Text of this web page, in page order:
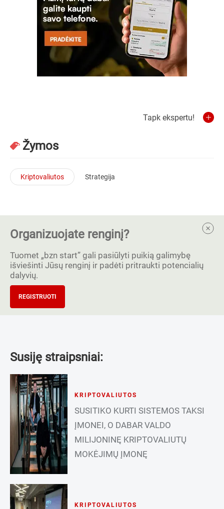
Tapk ekspertu!
Žymos
Kriptovaliutos Strategija
Organizuojate renginį?
Tuomet „bzn start” gali pasiūlyti puikią galimybę
išviešinti Jūsų renginį ir padėti pritraukti potencialių
dalyvių.
REGISTRUOTI
Susiję straipsniai:
KRIPTOVALIUTOS
SUSITIKO KURTI SISTEMOS TAKSI
ĮMONEI, O DABAR VALDO
MILIJONINĘ KRIPTOVALIUTŲ
MOKĖJIMŲ ĮMONĘ
KRIPTOVALIUTOS